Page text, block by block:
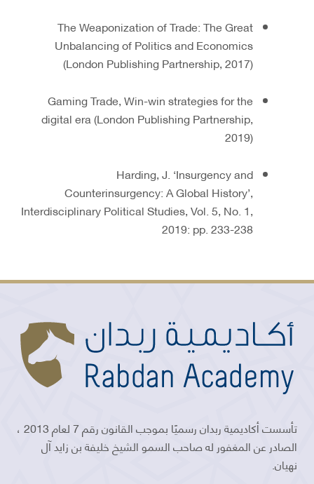
The Weaponization of Trade: The Great
Unbalancing of Politics and Economics
(London Publishing Partnership, 2017)
Gaming Trade, Win-win strategies for the
digital era (London Publishing Partnership,
2019)
Harding, J. ‘Insurgency and
Counterinsurgency: A Global History’,
Interdisciplinary Political Studies, Vol. 5, No. 1,
2019: pp. 233-238
تأسست أكاديمية ربدان رسميًا بموجب القانون رقم 7 لعام 2013 ،
الصادر عن المغفور له صاحب السمو الشيخ خليفة بن زايد آل
نهيان.